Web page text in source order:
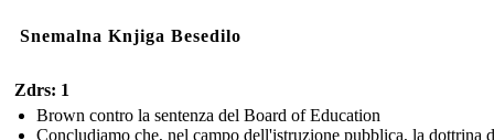
Snemalna Knjiga Besedilo
Zdrs: 1
Brown contro la sentenza del Board of Education
Concludiamo che, nel campo dell'istruzione pubblica, la dottrina